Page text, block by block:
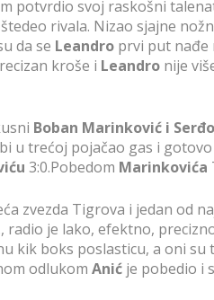
potvrdio svoj raskošni
rivala. Nizao sjajne
da se Leandro prvi put nađe
kroše i Leandro nije
Boban Marinković i
u trećoj pojačao gas i
3:0.Pobedom Marinkovića
zvezda Tigrova i jedan od
radio je lako, efektno,
kik boks poslasticu, a oni
odlukom Anić je pobedio i